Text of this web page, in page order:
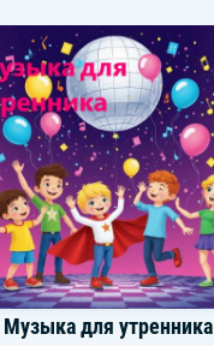
Kolya Funk
Музыка для утренника